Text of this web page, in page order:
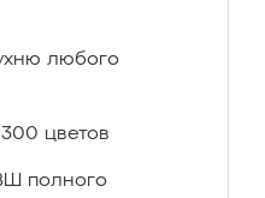
любого
цветов
полного